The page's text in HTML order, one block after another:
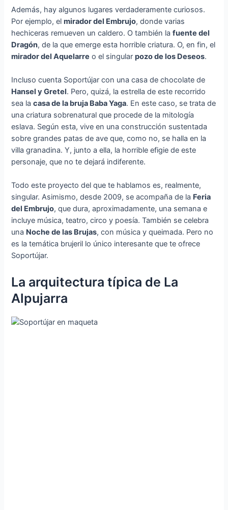
Además, hay algunos lugares verdaderamente curiosos.
Por ejemplo, elmirador del Embrujo, donde varias
hechiceras remueven un caldero. O también lafuente del
Dragón, de la que emerge esta horrible criatura. O, en fin, el
mirador del Aquelarre o el singularpozo de los Deseos.
Incluso cuenta Soportújar con una casa de chocolate de
Hansel y Gretel. Pero, quizá, la estrella de este recorrido
sea lacasa de la bruja Baba Yaga. En este caso, se trata de
una criatura sobrenatural que procede de la mitología
eslava. Según esta, vive en una construcción sustentada
sobre grandes patas de ave que, como no, se halla en la
villa granadina. Y, junto a ella, la horrible efigie de este
personaje, que no te dejará indiferente.
Todo este proyecto del que te hablamos es, realmente,
singular. Asimismo, desde 2009, se acompaña de la Feria
del Embrujo, que dura, aproximadamente, una semana e
incluye música, teatro, circo y poesía. También se celebra
una Noche de las Brujas, con música y queimada. Pero no
es la temática brujeril lo único interesante que te ofrece
Soportújar.
La arquitectura típica de La
Alpujarra